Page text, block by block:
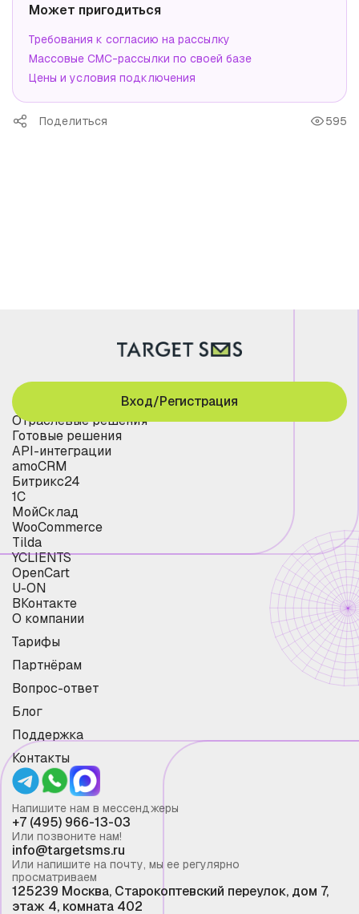
Может пригодиться
Требования к согласию на рассылку
Массовые СМС-рассылки по своей базе
Цены и условия подключения
Поделиться 595
Отраслевые решения
Готовые решения
API-интеграции
amoCRM
Битрикс24
1С
МойСклад
WooCommerce
Tilda
YCLIENTS
OpenCart
U-ON
ВКонтакте
О компании
Тарифы
Партнёрам
Вопрос-ответ
Блог
Поддержка
Контакты
Вход/Регистрация
Напишите нам в мессенджеры
+7 (495) 966-13-03
Или позвоните нам!
info@targetsms.ru
Или напишите на почту, мы ее регулярно
просматриваем
125239 Москва, Старокоптевский переулок, дом 7,
этаж 4, комната 402